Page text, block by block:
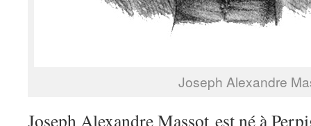
Joseph Alexandre
Joseph Alexandre Massot est né à